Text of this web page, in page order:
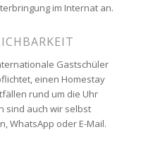
im Internat an.
Gastschüler
einen Homestay
rund um die Uhr
sind auch wir selbst
WhatsApp oder E-Mail.